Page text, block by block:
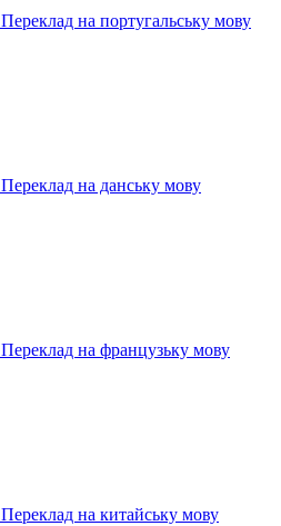
Переклад на португальську мову
Переклад на данську мову
Переклад на французьку мову
Переклад на китайську мову